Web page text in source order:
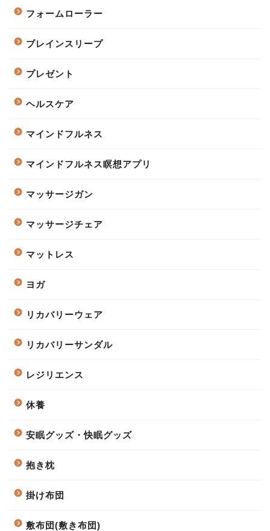
フォームローラー
ブレインスリープ
プレゼント
ヘルスケア
マインドフルネス
マインドフルネス瞑想アプリ
マッサージガン
マッサージチェア
マットレス
ヨガ
リカバリーウェア
リカバリーサンダル
レジリエンス
休養
安眠グッズ・快眠グッズ
抱き枕
掛け布団
敷布団(敷き布団)